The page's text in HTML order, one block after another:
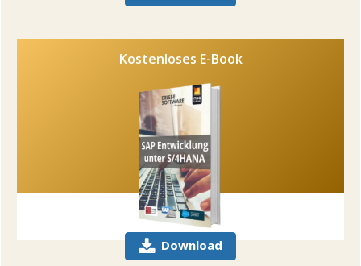
Kostenloses E-Book
Download